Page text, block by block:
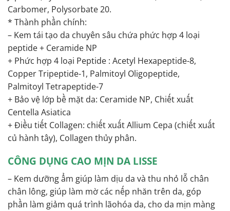
Carbomer, Polysorbate 20.
* Thành phần chính:
– Kem tái tạo da chuyên sâu chứa phức hợp 4 loại
peptide + Ceramide NP
+ Phức hợp 4 loại Peptide : Acetyl Hexapeptide-8,
Copper Tripeptide-1, Palmitoyl Oligopeptide,
Palmitoyl Tetrapeptide-7
+ Bảo vệ lớp bề mặt da: Ceramide NP, Chiết xuất
Centella Asiatica
+ Điều tiết Collagen: chiết xuất Allium Cepa (chiết xuất
củ hành tây), Collagen thủy phân.
CÔNG DỤNG CAO MỊN DA LISSE
– Kem dưỡng ẩm giúp làm dịu da và thu nhỏ lỗ chân
chân lông, giúp làm mờ các nếp nhăn trên da, góp
phần làm giảm quá trình lãohóa da, cho da mịn màng